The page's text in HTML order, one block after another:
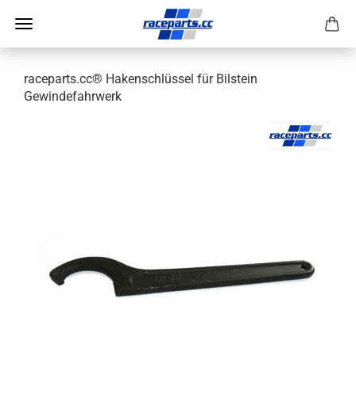
raceparts.cc® Hakenschlüssel für Bilstein
Gewindefahrwerk